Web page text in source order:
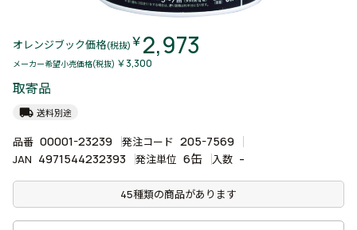
オレンジブック価格(税抜) ￥2,973
メーカー希望小売価格(税抜) ￥3,300
取寄品
local_shipping 送料別途
品番 00001-23239 発注コード 205-7569
JAN 4971544232393 発注単位 6缶 入数 -
45種類の商品があります